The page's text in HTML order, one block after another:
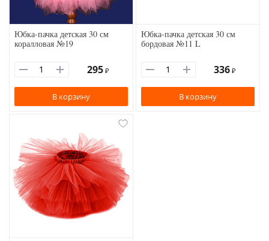
Юбка-пачка детская 30 см
коралловая №19
295 ₽
В корзину
Юбка-пачка детская 30 см
бордовая №11 L
336 ₽
В корзину